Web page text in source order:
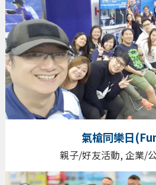
氣槍同樂日
親子/好友活動, 企業/